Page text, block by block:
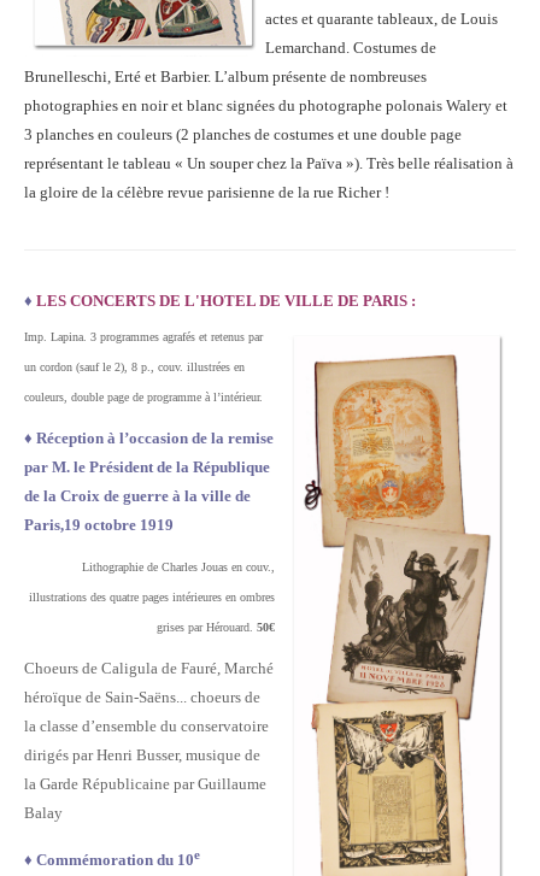
actes et quarante tableaux, de Louis
Lemarchand. Costumes de
Brunelleschi, Erté et Barbier. L’album présente de nombreuses
photographies en noir et blanc signées du photographe polonais Walery et
3 planches en couleurs (2 planches de costumes et une double page
représentant le tableau « Un souper chez la Païva »). Très belle réalisation à
la gloire de la célèbre revue parisienne de la rue Richer !
♦ LES CONCERTS DE L'HOTEL DE VILLE DE PARIS :
Imp. Lapina. 3 programmes agrafés et retenus par
un cordon (sauf le 2), 8 p., couv. illustrées en
couleurs, double page de programme à l’intérieur.
♦ Réception à l’occasion de la remise
par M. le Président de la République
de la Croix de guerre à la ville de
Paris,19 octobre 1919
Lithographie de Charles Jouas en couv.,
illustrations des quatre pages intérieures en ombres
grises par Hérouard. 50€
Choeurs de Caligula de Fauré, Marché
héroïque de Sain-Saëns... choeurs de
la classe d’ensemble du conservatoire
dirigés par Henri Busser, musique de
la Garde Républicaine par Guillaume
Balay
♦ Commémoration du 10e